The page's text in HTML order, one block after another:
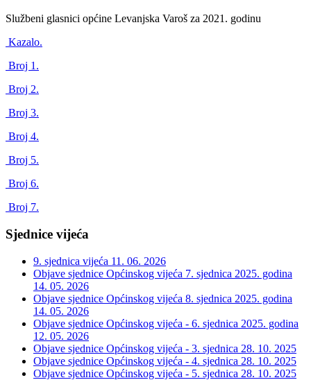
Službeni glasnici općine Levanjska Varoš za 2021. godinu
Kazalo.
Broj 1.
Broj 2.
Broj 3.
Broj 4.
Broj 5.
Broj 6.
Broj 7.
Sjednice vijeća
9. sjednica vijeća 11. 06. 2026
Objave sjednice Općinskog vijeća 7. sjednica 2025. godina
14. 05. 2026
Objave sjednice Općinskog vijeća 8. sjednica 2025. godina
14. 05. 2026
Objave sjednice Općinskog vijeća - 6. sjednica 2025. godina
12. 05. 2026
Objave sjednice Općinskog vijeća - 3. sjednica 28. 10. 2025
Objave sjednice Općinskog vijeća - 4. sjednica 28. 10. 2025
Objave sjednice Općinskog vijeća - 5. sjednica 28. 10. 2025